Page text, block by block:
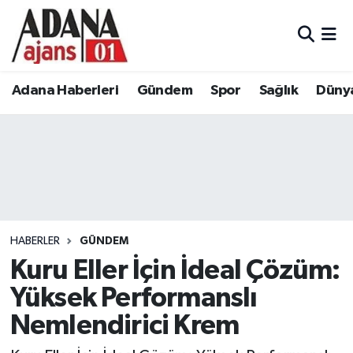
Adana Haberleri Gündem Spor Sağlık
HABERLER GÜNDEM
Kuru Eller İçin İdeal Çözüm:
Yüksek Performanslı
Nemlendirici Krem
Adana Haberleri
Eğitim
Siyaset
Adana Nöbetçi Eczaneler
Tüm Manşetler
Son Dakika Haberleri